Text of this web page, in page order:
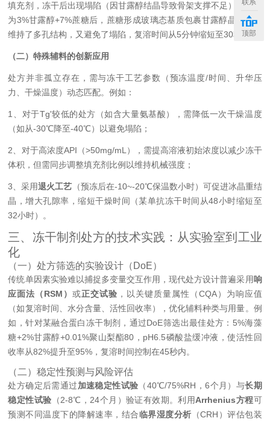
填充剂，冻干后出现塌陷（因甘露醇结晶导致骨架支撑不足）；调整
为3%甘露醇+7%蔗糖后，蔗糖形成玻璃态基质包裹甘露醇晶体，既
维持了多孔结构，又避免了塌陷，复溶时间从5分钟缩短至30秒。
（二）特殊辅料的创新应用
处方并非孤立存在，需与冻干工艺参数（预冻温度/时间、升华压
力、干燥温度）动态匹配。例如：
1、对于Tg'较低的处方（如含大量氨基酸），需降低一次干燥温度
（如从-30℃降至-40℃）以避免塌陷；
2、对于高浓度API（>50mg/mL），需提高溶液初始浓度以减少冻干
体积，但需同步调整填充剂比例以维持机械强度；
3、采用退火工艺 （预冻后在-10~-20℃保温数小时）可促进冰晶重结
晶，增大孔隙率，缩短干燥时间（某单抗冻干时间从48小时缩短至
32小时）。
三、冻干制剂处方的技术实践：从实验室到工业
化
（一）处方筛选的实验设计（DoE）
传统单因素实验难以捕捉多变量交互作用，现代处方设计普遍采用 响
应面法（RSM）或正交试验 ，以关键质量属性（CQA）为响应值
（如复溶时间、水分含量、活性回收率），优化辅料种类与用量。例
如，针对某融合蛋白冻干制剂，通过DoE筛选出最佳处方：5%海藻
糖+2%甘露醇+0.01%聚山梨酯80，pH6.5磷酸盐缓冲液，使活性回
收率从82%提升至95%，复溶时间控制在45秒内。
（二）稳定性预测与风险评估
处方确定后需通过加速稳定性试验 （40℃/75%RH，6个月）与长期
稳定性试验 （2-8℃，24个月）验证有效期。利用Arrhenius方程可
预测不同温度下的降解速率，结合临界湿度分析 （CRH）评估包装
顶部